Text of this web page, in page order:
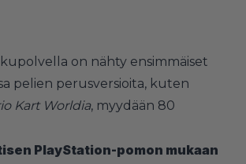
on nähty ensimmäiset
pelien perusversioita, kuten
Kart Worldia, myydään 80
PlayStation-pomon mukaan